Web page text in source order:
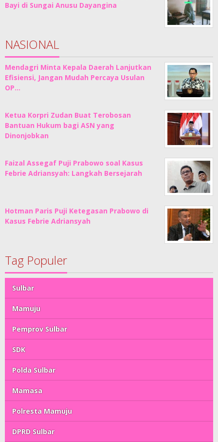
Bayi di Sungai Anusu Dayangina
NASIONAL
Mendagri Minta Kepala Daerah Lanjutkan
Efisiensi, Jangan Mudah Percaya Usulan
OP…
Ketua Korpri Zudan Buat Terobosan
Bantuan Hukum bagi ASN yang
Dinonjobkan
Faizal Assegaf Puji Prabowo soal Kasus
Febrie Adriansyah: Langkah Bersejarah
Hotman Paris Puji Ketegasan Prabowo di
Kasus Febrie Adriansyah
Tag Populer
Sulbar
Mamuju
Pemprov Sulbar
SDK
Polda Sulbar
Mamasa
Polresta Mamuju
DPRD Sulbar